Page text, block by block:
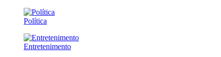
Política
Entretenimento